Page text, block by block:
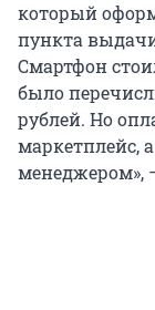
который
пункта
Смартфон
было
рублей. Но
маркетплейс,
менеджером»,